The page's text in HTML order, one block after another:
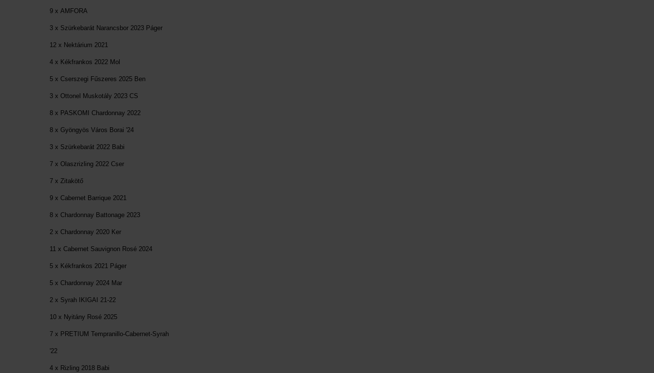
9 x AMFORA
3 x Szürkebarát Narancsbor 2023 Páger
12 x Nektárium 2021
4 x Kékfrankos 2022 Mol
5 x Cserszegi Fűszeres 2025 Ben
3 x Ottonel Muskotály 2023 CS
8 x PASKOMI Chardonnay 2022
8 x Gyöngyös Város Borai '24
3 x Szürkebarát 2022 Babi
7 x Olaszrizling 2022 Cser
7 x Zitakötő
9 x Cabernet Barrique 2021
8 x Chardonnay Battonage 2023
2 x Chardonnay 2020 Ker
11 x Cabernet Sauvignon Rosé 2024
5 x Kékfrankos 2021 Páger
5 x Chardonnay 2024 Mar
2 x Syrah IKIGAI 21-22
10 x Nyitány Rosé 2025
7 x PRETIUM Tempranillo-Cabernet-Syrah
'22
4 x Rizling 2018 Babi